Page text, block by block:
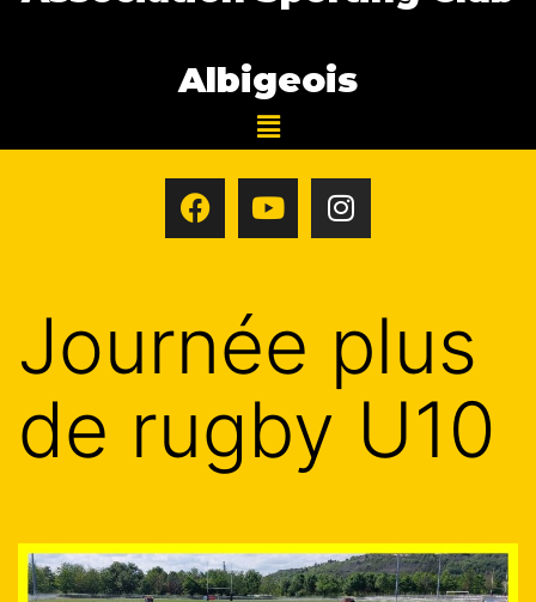
Albigeois
Journée plus
de rugby U10